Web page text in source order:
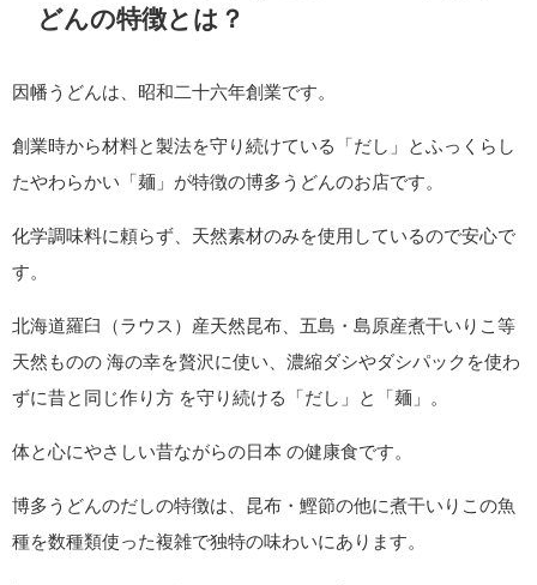
どんの特徴とは？
因幡うどんは、昭和二十六年創業です。
創業時から材料と製法を守り続けている「だし」とふっくらし
たやわらかい「麺」が特徴の博多うどんのお店です。
化学調味料に頼らず、天然素材のみを使用しているので安心で
す。
北海道羅臼（ラウス）産天然昆布、五島・島原産煮干いりこ等
天然ものの 海の幸を贅沢に使い、濃縮ダシやダシパックを使わ
ずに昔と同じ作り方 を守り続ける「だし」と「麺」。
体と心にやさしい昔ながらの日本 の健康食です。
博多うどんのだしの特徴は、昆布・鰹節の他に煮干いりこの魚
種を数種類使った複雑で独特の味わいにあります。